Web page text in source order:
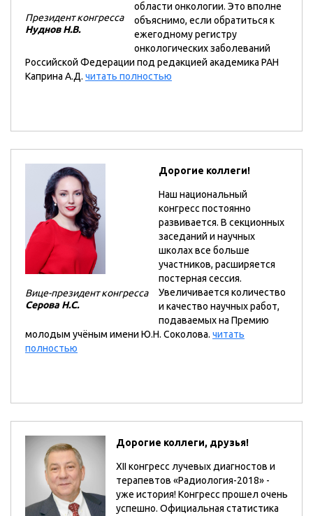
Президент конгресса
Нуднов Н.В.
области онкологии. Это вполне
объяснимо, если обратиться к
ежегодному регистру
онкологических заболеваний
Российской Федерации под редакцией академика РАН
Каприна А.Д. читать полностью
Вице-президент конгресса
Серова Н.С.
Дорогие коллеги!
Наш национальный
конгресс постоянно
развивается. В секционных
заседаний и научных
школах все больше
участников, расширяется
постерная сессия.
Увеличивается количество
и качество научных работ,
подаваемых на Премию
молодым учёным имени Ю.Н. Соколова. читать
полностью
Дорогие коллеги, друзья!
XII конгресс лучевых диагностов и
терапевтов «Радиология-2018» -
уже история! Конгресс прошел очень
успешно. Официальная статистика